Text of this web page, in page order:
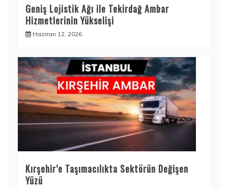
Geniş Lojistik Ağı ile Tekirdağ Ambar
Hizmetlerinin Yükselişi
Haziran 12, 2026
Kırşehir’e Taşımacılıkta Sektörün Değişen
Yüzü